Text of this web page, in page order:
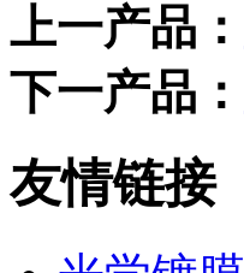
上一产品：
下一产品：
友情链接